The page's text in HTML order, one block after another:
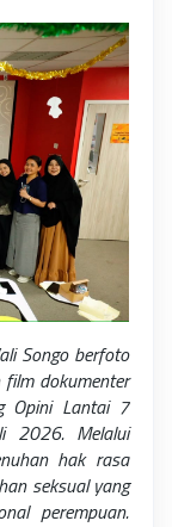
Songo berfoto
dokumenter
Opini Lantai 7
2026. Melalui
hak rasa
seksual yang
perempuan.